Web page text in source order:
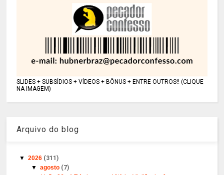
SLIDES + SUBSÍDIOS + VÍDEOS + BÔNUS + ENTRE OUTROS!! (CLIQUE
NA IMAGEM)
Arquivo do blog
▼2026 (311)
▼agosto (7)